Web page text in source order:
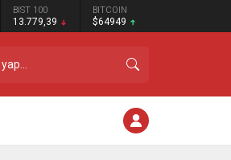
BIST 100
13.779,39
BITCOIN
$64949